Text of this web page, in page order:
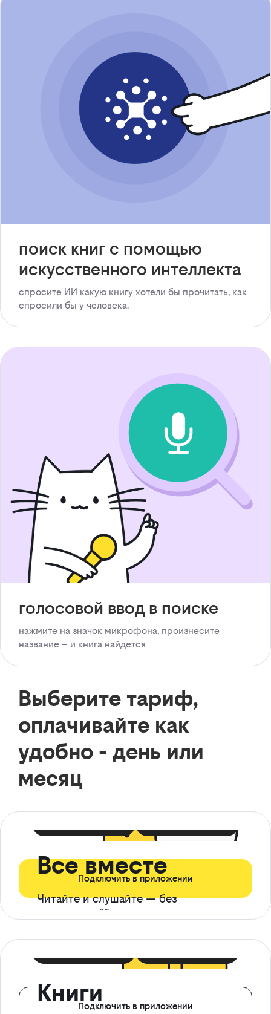
поиск книг с помощью
искусственного интеллекта
спросите ИИ какую книгу хотели бы прочитать, как
спросили бы у человека.
голосовой ввод в поиске
нажмите на значок микрофона, произнесите
название – и книга найдется
Выберите тариф,
оплачивайте как
удобно - день или
месяц
Все вместе
Читайте и слушайте — без
ограничений*
Подключить в приложении
КнигиПодключить в приложении